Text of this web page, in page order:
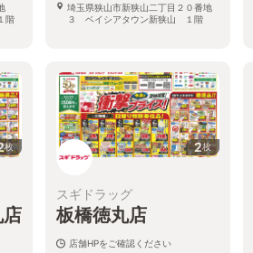
階
埼玉県狭山市新狭山二丁目２０番地
３ ベイシアタウン新狭山 １階
枚 2枚
スギドラッグ
板橋徳丸店
店舗HPをご確認ください